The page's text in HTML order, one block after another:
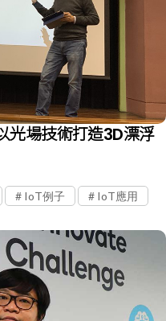
光場技術打造3D漂浮
IoT例子 IoT應用